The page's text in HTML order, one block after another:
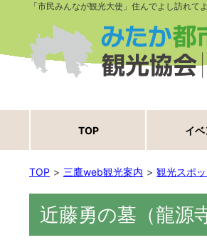
「市民みんなが観光大使」住んでよし訪れて
TOP イベ
TOP 三鷹web観光案内 観光スポ
近藤勇の墓（龍源